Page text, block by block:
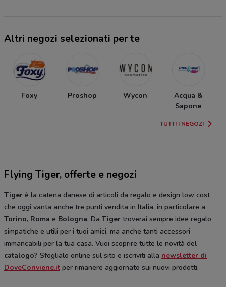
Altri negozi selezionati per te
Foxy Proshop Wycon
Acqua &
Sapone
TUTTI I NEGOZI
Flying Tiger, offerte e negozi
Tiger è la catena danese di articoli da regalo e design low cost
che oggi vanta anche tre punti vendita in Italia, in particolare a
Torino, Roma e Bologna. Da Tiger troverai sempre idee regalo
simpatiche e utili per i tuoi amici, ma anche tanti accessori
immancabili per la tua casa. Vuoi scoprire tutte le novità del
catalogo? Sfoglialo online sul sito e iscriviti alla newsletter di
DoveConviene.it per rimanere aggiornato sui nuovi prodotti.